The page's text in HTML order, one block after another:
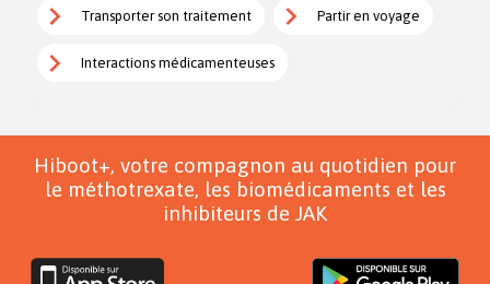
Transporter son traitement Partir en voyage
Interactions médicamenteuses
Hiboot+, votre compagnon au quotidien pour
le méthotrexate, les biomédicaments et les
inhibiteurs de JAK